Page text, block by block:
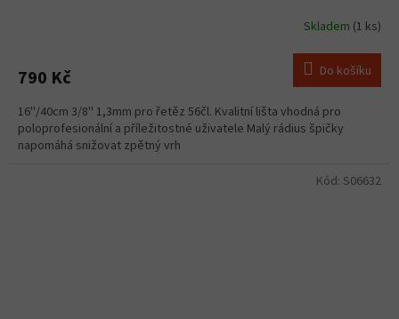
Skladem (1 ks)
790 Kč Do košíku
16''/40cm 3/8'' 1,3mm pro řetěz 56čl. Kvalitní lišta vhodná pro
poloprofesionální a příležitostné uživatele Malý rádius špičky
napomáhá snižovat zpětný vrh
Kód: S06632